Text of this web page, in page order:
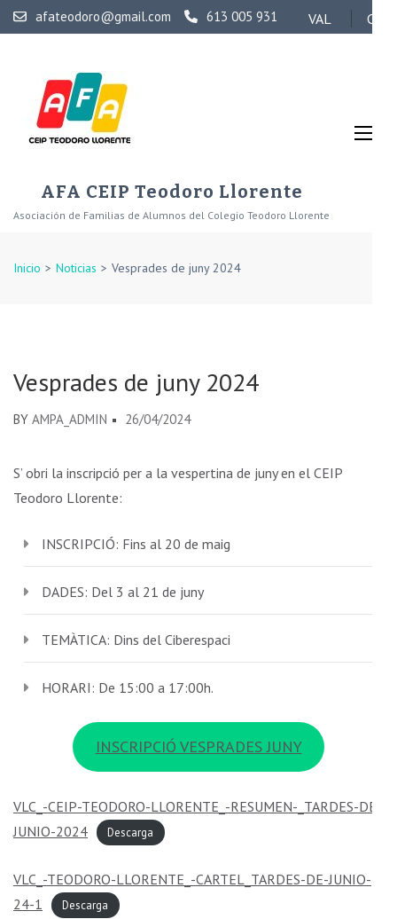
Skip
to
afateodoro@gmail.com 613 005 931
AFA CEIP Teodoro Llorente
Asociación de Familias de Alumnos del Colegio Teodoro Llorente
Inicio > Noticias > Vesprades de juny 2024
Vesprades de juny 2024
BY AMPA_ADMIN 26/04/2024
S’ obri la inscripció per a la vespertina de juny en el CEIP
Teodoro Llorente:
INSCRIPCIÓ: Fins al 20 de maig
DADES: Del 3 al 21 de juny
TEMÀTICA: Dins del Ciberespaci
HORARI: De 15:00 a 17:00h.
INSCRIPCIÓ VESPRADES JUNY
VLC_-CEIP-TEODORO-LLORENTE_-RESUMEN-_TARDES-DE-
JUNIO-2024
Descarga
VLC_-TEODORO-LLORENTE_-CARTEL_TARDES-DE-JUNIO-
24-1
Descarga
VAL CAS